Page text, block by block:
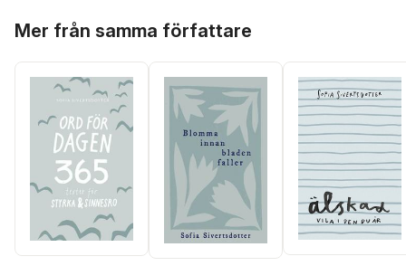
Mer från samma författare